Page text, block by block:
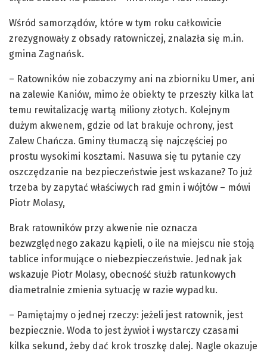
Wśród samorządów, które w tym roku całkowicie
zrezygnowały z obsady ratowniczej, znalazła się m.in.
gmina Zagnańsk.
– Ratowników nie zobaczymy ani na zbiorniku Umer, ani
na zalewie Kaniów, mimo że obiekty te przeszły kilka lat
temu rewitalizację wartą miliony złotych. Kolejnym
dużym akwenem, gdzie od lat brakuje ochrony, jest
Zalew Chańcza. Gminy tłumaczą się najczęściej po
prostu wysokimi kosztami. Nasuwa się tu pytanie czy
oszczędzanie na bezpieczeństwie jest wskazane? To już
trzeba by zapytać właściwych rad gmin i wójtów – mówi
Piotr Molasy,
Brak ratowników przy akwenie nie oznacza
bezwzględnego zakazu kąpieli, o ile na miejscu nie stoją
tablice informujące o niebezpieczeństwie. Jednak jak
wskazuje Piotr Molasy, obecność służb ratunkowych
diametralnie zmienia sytuację w razie wypadku.
– Pamiętajmy o jednej rzeczy: jeżeli jest ratownik, jest
bezpiecznie. Woda to jest żywioł i wystarczy czasami
kilka sekund, żeby dać krok troszkę dalej. Nagle okazuje